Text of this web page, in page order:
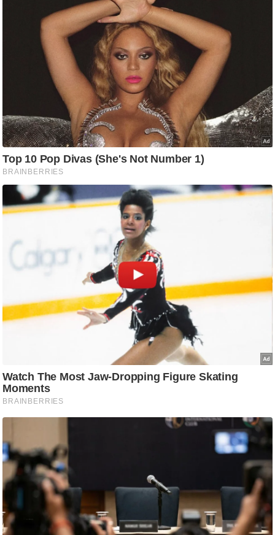
य
प
र
स
मी
क्षा
ध
ज्यो
ति
प्र
भु
/
ध
व्र
त
त्यो
हा
र